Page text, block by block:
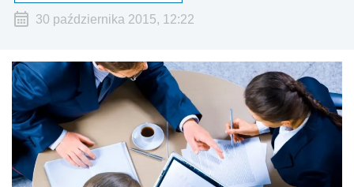
30 października 2015, 12:22